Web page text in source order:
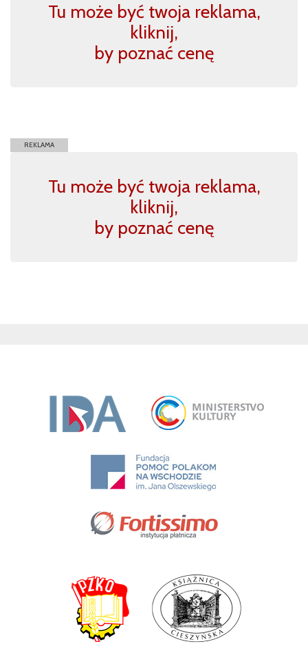
Tu może być twoja reklama,
kliknij,
by poznać cenę
REKLAMA
Tu może być twoja reklama,
kliknij,
by poznać cenę